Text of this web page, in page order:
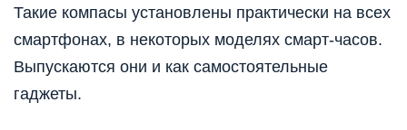
Такие компасы установлены практически на всех
смартфонах, в некоторых моделях смарт-часов.
Выпускаются они и как самостоятельные
гаджеты.